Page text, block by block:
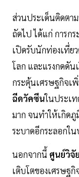
ส่วนประเด็นติดตา
ถัดไป ได้แก่ การกร
เปิดรับนักท่องเที่ย
โลก และแรงกดดัน
กระตุ้นเศรษฐกิจเ
ฉีดวัคซีนในประเ
มาก จนทำให้เกิด
ระบาดอีกระลอกใ
นอกจากนี้ ศูนย์วิจั
เติบโตของเศรษฐ